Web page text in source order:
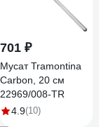
701 ₽
Мусат Tramontina
Carbon, 20 см
22969/008-TR
4.9(10)